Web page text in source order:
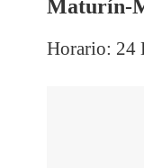
Maturín-
Horario: 24